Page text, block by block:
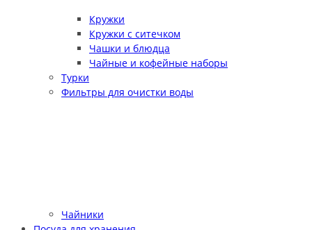
Кружки
Кружки с ситечком
Чашки и блюдца
Чайные и кофейные наборы
Турки
Фильтры для очистки воды
Чайники